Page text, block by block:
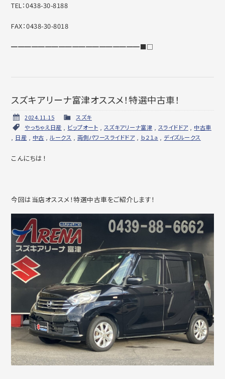
TEL：0438-30-8188
FAX：0438-30-8018
━━━━━━━━━━━━━━━━━━━■□
スズキアリーナ富津オススメ！特選中古車！
2024.11.15
スズキ
やっちゃえ日産
ビップオート スズキアリーナ富津 スライドドア, 中古車
日産 中古 ,ルークス 両側パワースライドドア, ｂ２１ａ デイズルークス
こんにちは！
今回は当店オススメ！特選中古車をご紹介します！